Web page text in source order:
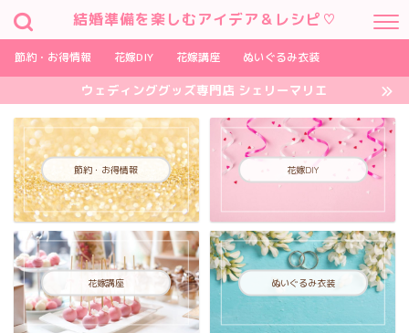
結婚準備を楽しむアイデア＆レシピ♡
節約・お得情報 花嫁DIY 花嫁講座 ぬいぐるみ衣装
ウェディンググッズ専門店 シェリーマリエ
節約・お得情報 花嫁DIY
花嫁講座 ぬいぐるみ衣装